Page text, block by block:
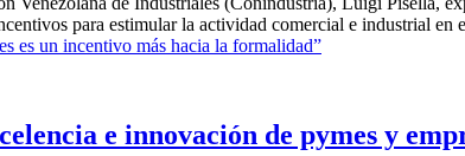
para estimular la actividad comercial e industrial
es un incentivo más hacia la formalidad”
e innovación de pymes y